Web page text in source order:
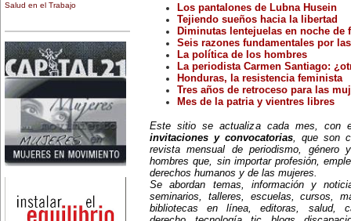
Salud en el Trabajo
EFEMÉRIDES DE MARZO
1 de marzo:
Nace en Santiago, Chile, la
escritora Mercedes Valenzuela
Alvarez (1924-1993), más
conocida como Mercedes
Valdivieso. En 1961 publica 'La
Brecha', considerada como la
primera novela feminista de
Latinoamérica.
4 de marzo:
En México muere Adelina
Zendejas (1909-1993), periodista,
derechos de las mujeres.
5 de marzo:
En Dijon fallece Gabrielle Suchon
Los pantalones de Lubna Husein
Tejiendo sueños hacia la libertad
Diminutas lentejuelas en noche de
Seis razones fundamentales por
La política de los hombres
La periodista Carmen Santiago:
Honduras, la resistencia feminista
Tres años de retroceso para las
Mes de la patria y vientres libres
Este sitio se actualiza cada mes, con
invitaciones y convocatorias, que son
revista mensual de periodismo, género
hombres que, sin importar profesión,
derechos humanos y de las mujeres.
Se abordan temas, información y
seminarios, talleres, escuelas, cursos,
bibliotecas en línea, editoras, salud,